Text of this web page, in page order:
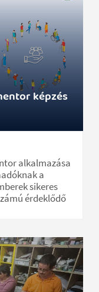
képzés
alkalmazása
a
sikeres
érdeklődő